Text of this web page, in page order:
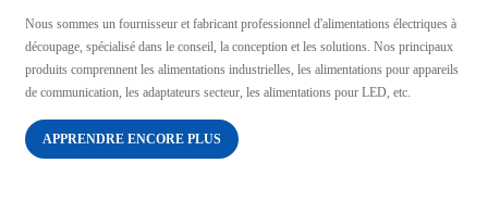
Nous sommes un fournisseur et fabricant professionnel d'alimentations électriques à
découpage, spécialisé dans le conseil, la conception et les solutions. Nos principaux
produits comprennent les alimentations industrielles, les alimentations pour appareils
de communication, les adaptateurs secteur, les alimentations pour LED, etc.
APPRENDRE ENCORE PLUS